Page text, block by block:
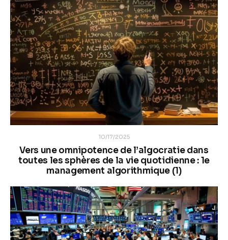
10/17/2025
Vers une omnipotence de l’algocratie dans
toutes les sphères de la vie quotidienne : 1e
management algorithmique (1)